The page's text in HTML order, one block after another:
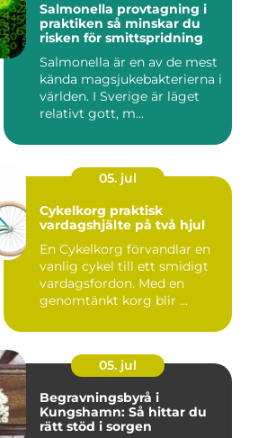
Salmonella provtagning i
praktiken så minskar du
risken för smittspridning
Salmonella är en av de mest
kända magsjukebakterierna i
världen. I Sverige är läget
relativt gott, m...
05. jul
Cykelkorg praktisk
vardagshjälte på två hjul
En Cykelkorg förvandlar en
vanlig cykel till ett smidigt
vardagsfordon. Med en
genomtänkt korg blir ...
05. jul
Begravningsbyrå i
Kungshamn: Så hittar du
rätt stöd i sorgen